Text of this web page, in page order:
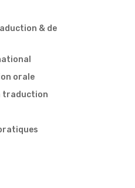
& de
orale
traduction